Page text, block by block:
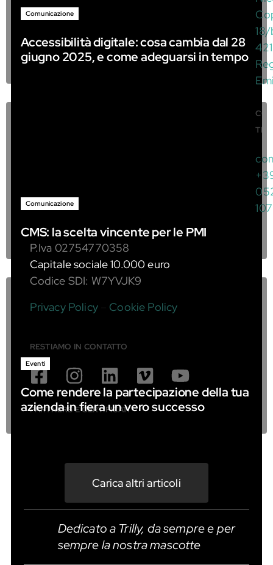
Comunicazione
Accessibilità digitale: cosa cambia dal 28
giugno 2025, e come adeguarsi in tempo
Comunicazione
CMS: la scelta vincente per le PMI
Eventi
Come rendere la partecipazione della tua
azienda in fiera un vero successo
Carica altri articoli
P.Iva 02754770358
Capitale sociale 10.000 euro
Codice SDI: W7YVJK9
Privacy Policy– Cookie Policy
RESTIAMO IN CONTATTO
PARTNERS E CERTIFICATI
Dedicato a Trilly, da sempre e per
sempre la nostra mascotte